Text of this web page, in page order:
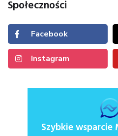
Społeczności
Facebook
Instagram
Szybkie wsparcie